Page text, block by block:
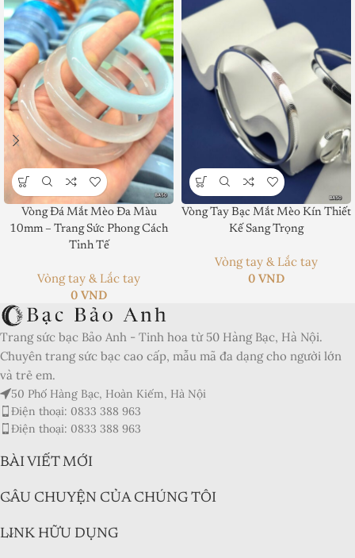
Product SKU:
Product Brand:
Price Valid Until:
Product In-Stock:
Xếp hạng của biên tập viên:
5
Vòng Đá Mắt Mèo Đa Màu
10mm – Trang Sức Phong Cách
Tinh Tế
Vòng tay & Lắc tay
0 VND
Vòng Tay Bạc Mắt Mèo Kín Thiết
Kế Sang Trọng
Vòng tay & Lắc tay
0 VND
Trang sức bạc Bảo Anh - Tinh hoa từ 50 Hàng Bạc, Hà Nội.
Chuyên trang sức bạc cao cấp, mẫu mã đa dạng cho người lớn
và trẻ em.
50 Phố Hàng Bạc, Hoàn Kiếm, Hà Nội
Điện thoại: 0833 388 963
Điện thoại: 0833 388 963
BÀI VIẾT MỚI
CÂU CHUYỆN CỦA CHÚNG TÔI
LINK HỮU DỤNG